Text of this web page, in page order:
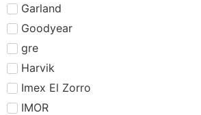
Garland
Goodyear
gre
Harvik
Imex El Zorro
IMOR